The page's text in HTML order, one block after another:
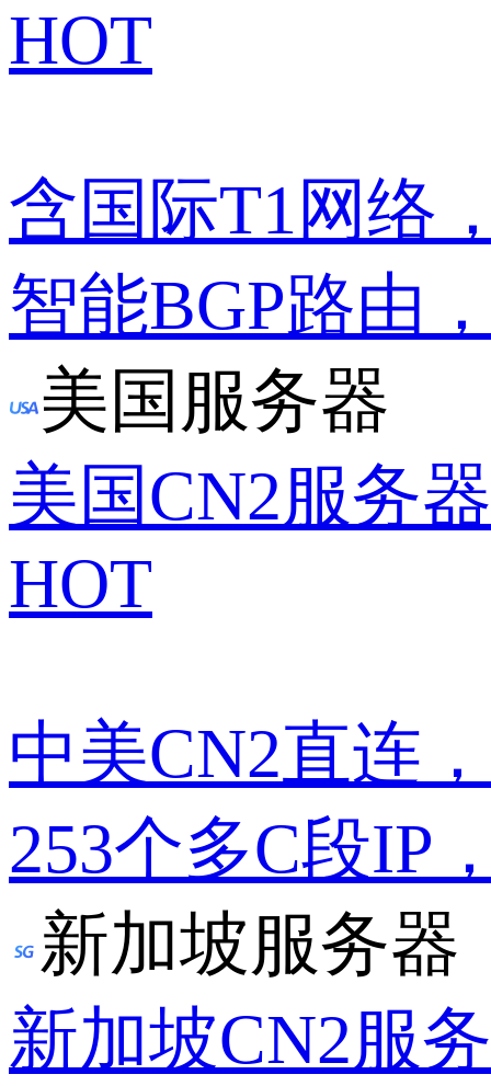
HOT
含国际T1网络
智能BGP路由
美国服务器
美国CN2服务器
HOT
中美CN2直连
253个多C段IP
新加坡服务器
新加坡CN2服